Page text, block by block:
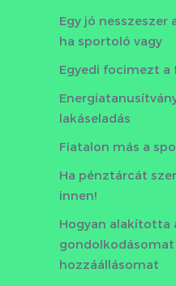
Egy jó nesszeszer
ha sportoló vagy
Egyedi focimezt a
lakáseladás
Fiatalon más a
Ha pénztárcát
innen!
Hogyan alakította
hozzáállásomat